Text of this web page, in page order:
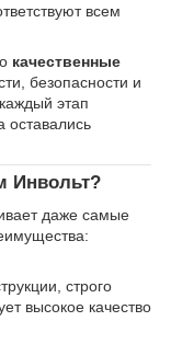
всем
качественные
безопасности и
этап
оставались
Инвольт?
даже самые
строго
высокое качество